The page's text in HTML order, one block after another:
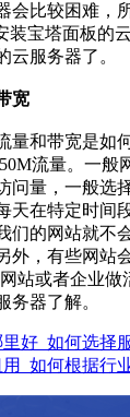
会比较困难，
装宝塔面板的
云服务器了。
宽
量和带宽是如
流量。一般
问量，一般选
天在特定时间
们的网站就不
外，有些网站
站或者企业做
务器了解。
好_如何选择
_如何根据行